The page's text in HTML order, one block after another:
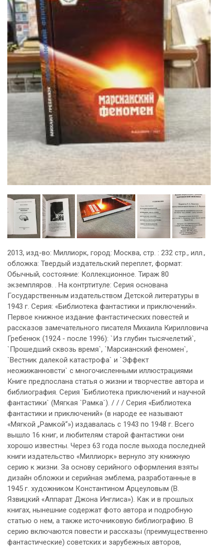
2013, изд-во: Миллиорк, город: Москва, стр. : 232 стр., илл.,
обложка: Твердый издательский переплет, формат:
Обычный, состояние: Коллекционное. Тираж 80
экземпляров. . На контртитуле: Серия основана
Государственным издательством Детской литературы в
1943 г. Серия: «Библиотека фантастики и приключений».
Первое книжное издание фантастических повестей и
рассказов замечательного писателя Михаила Кирилловича
Гребенюк (1924 - после 1996): `Из глубин тысячелетий`,
`Прошедший сквозь время`, `Марсианский феномен`,
`Вестник далекой катастрофа` и `Эффект
неожижанновсти` с многочисленными иллюстрациями
Книге предпослана статья о жизни и творчестве автора и
библиография. Серия `Библиотека приключений и научной
фантастики` (Мягкая `Рамка`). / / / Серия «Библиотека
фантастики и приключений» (в народе ее называют
«Мягкой „Рамкой“») издавалась с 1943 по 1948 г. Всего
вышло 16 книг, и любителям старой фантастики они
хорошо известны. Через 63 года после выхода последней
книги издательство «Миллиорк» вернуло эту книжную
серию к жизни. За основу серийного оформления взяты
дизайн обложки и серийная эмблема, разработанные в
1945 г. художником Константином Арцеуловым (В.
Язвицкий «Аппарат Джона Инглиса»). Как и в прошлых
книгах, нынешние содержат фото автора и подробную
статью о нем, а также источниковую библиографию. В
серию включаются повести и рассказы (преимущественно
фантастические) советских и зарубежных авторов,